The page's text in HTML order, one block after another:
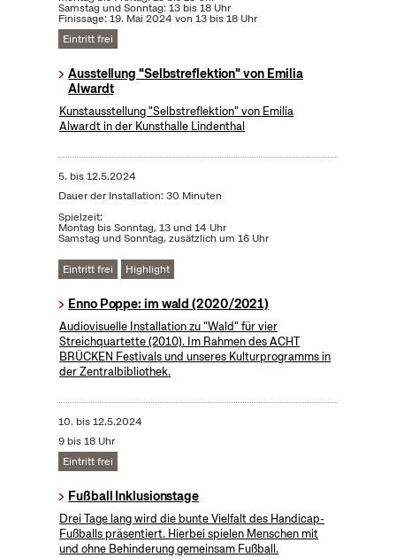
Samstag und Sonntag: 13 bis 18 Uhr
Finissage: 19. Mai 2024 von 13 bis 18 Uhr
Eintritt frei
Ausstellung "Selbstreflektion" von Emilia
Alwardt
Kunstausstellung "Selbstreflektion" von Emilia
Alwardt in der Kunsthalle Lindenthal
5. bis12.5.2024
Dauer der Installation: 30 Minuten
Spielzeit:
Montag bis Sonntag, 13 und 14 Uhr
Samstag und Sonntag, zusätzlich um 16 Uhr
Eintritt frei Highlight
Enno Poppe: im wald (2020/2021)
Audiovisuelle Installation zu "Wald" für vier
Streichquartette (2010). Im Rahmen des ACHT
BRÜCKEN Festivals und unseres Kulturprogramms in
der Zentralbibliothek.
10. bis12.5.2024
9 bis 18 Uhr
Eintritt frei
Fußball Inklusionstage
Drei Tage lang wird die bunte Vielfalt des Handicap-
Fußballs präsentiert. Hierbei spielen Menschen mit
und ohne Behinderung gemeinsam Fußball.